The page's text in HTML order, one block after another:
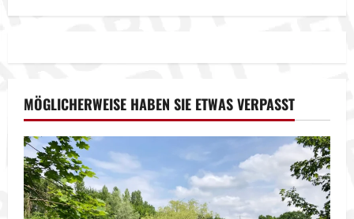
MÖGLICHERWEISE HABEN SIE ETWAS VERPASST